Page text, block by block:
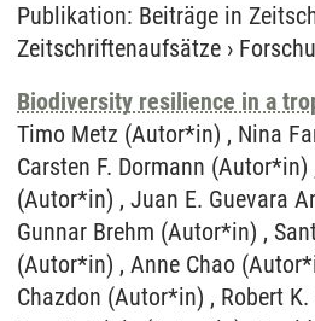
Publikation: Beiträge in
Zeitschriftenaufsätze ›
Biodiversity resilience in a
Timo Metz (Autor*in) , Nina Farwig (Autor*in) , Carsten F. Dormann (Autor*in) , H. Martin Schaefer (Autor*in) , Juan E. Guevara Andino (Autor*in) , Gunnar Brehm (Autor*in) , Santiago Burneo (Autor*in) , Anne Chao (Autor*in) , Robin L. Chazdon (Autor*in) , Robert K. Colwell (Autor*in) , Ugo M. Diniz (Autor*in) , David A. Donoso (Autor*in) , María José Endara (Autor*in) , Santiago Erazo (Autor*in) , Sebastián Escobar (Autor*in) , Ana Falconí-López (Autor*in) , Heike Feldhaar (Autor*in) , Mishell Garcia Villamarin (Autor*in) , Nina Grella